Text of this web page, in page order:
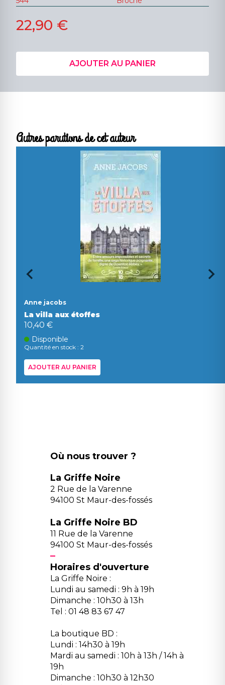
22,90 €
AJOUTER AU PANIER
Autres parutions de cet auteur
Anne jacobs
La villa aux étoffes
10,40 €
Disponible
Quantité en stock : 2
AJOUTER AU PANIER
Où nous trouver ?
La Griffe Noire
2 Rue de la Varenne
94100 St Maur-des-fossés
La Griffe Noire BD
11 Rue de la Varenne
94100 St Maur-des-fossés
Horaires d'ouverture
La Griffe Noire :
Lundi au samedi : 9h à 19h
Dimanche : 10h30 à 13h
Tel : 01 48 83 67 47
La boutique BD :
Lundi : 14h30 à 19h
Mardi au samedi : 10h à 13h / 14h à
19h
Dimanche : 10h30 à 12h30